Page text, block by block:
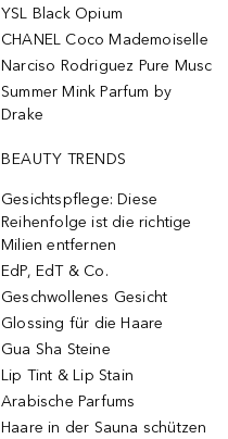
YSL Black Opium
CHANEL Coco Mademoiselle
Narciso Rodriguez Pure Musc
Summer Mink Parfum by
Drake
BEAUTY TRENDS
Gesichtspflege: Diese
Reihenfolge ist die richtige
Milien entfernen
EdP, EdT & Co.
Geschwollenes Gesicht
Glossing für die Haare
Gua Sha Steine
Lip Tint & Lip Stain
Arabische Parfums
Haare in der Sauna schützen